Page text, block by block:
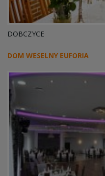
DOBCZYCE
DOM WESELNY EUFORIA